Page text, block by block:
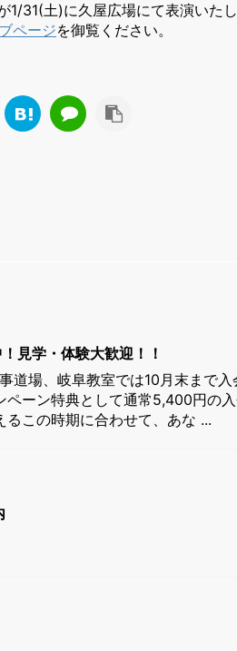
31(土)に久屋広場にて表演いたし
ページを御覧ください。
見学・体験大歓迎！！
道場、岐阜教室では10月末まで入
ペーン特典として通常5,400円の
この時期に合わせて、あな ...